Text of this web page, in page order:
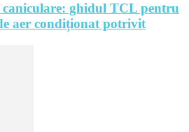
caniculare: ghidul TCL pentru
aer condiționat potrivit